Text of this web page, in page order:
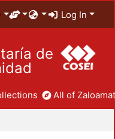
Log In
de
All of